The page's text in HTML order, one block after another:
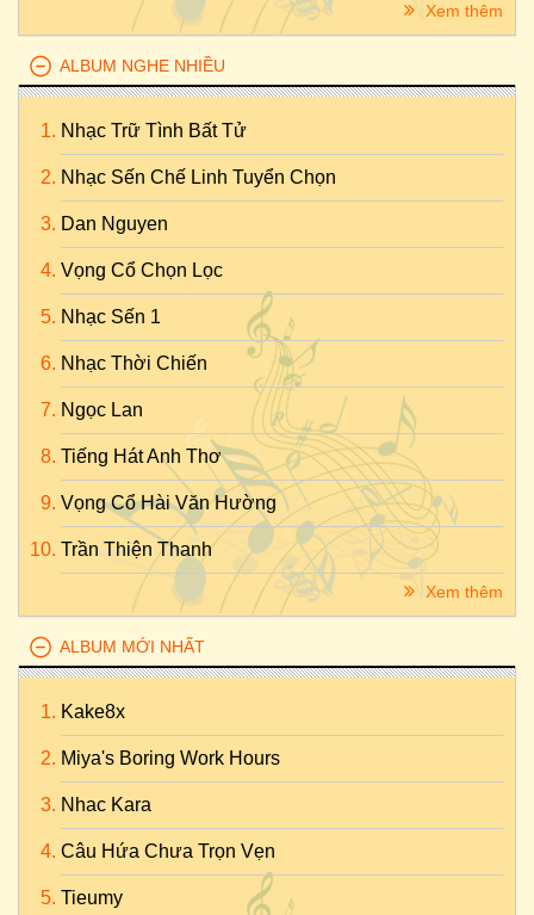
Xem thêm
ALBUM NGHE NHIỀU
Nhạc Trữ Tình Bất Tử
Nhạc Sến Chế Linh Tuyển Chọn
Dan Nguyen
Vọng Cổ Chọn Lọc
Nhạc Sến 1
Nhạc Thời Chiến
Ngọc Lan
Tiếng Hát Anh Thơ
Vọng Cổ Hài Văn Hường
Trần Thiện Thanh
Xem thêm
ALBUM MỚI NHẤT
Kake8x
Miya's Boring Work Hours
Nhac Kara
Câu Hứa Chưa Trọn Vẹn
Tieumy